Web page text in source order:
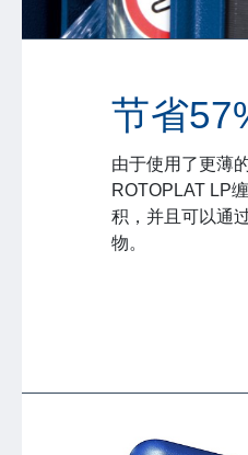
节省
由于使用了更薄
ROTOPLAT LP
积，并且可以通
物。